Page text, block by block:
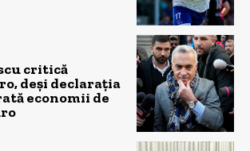
critică
deși declarația
economii de